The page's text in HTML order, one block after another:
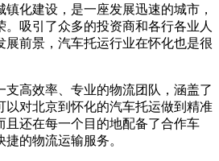
化建设，是一座发展迅速的城市，
。吸引了众多的投资商和各行各业人
展前景，汽车托运行业在怀化也是很
支高效率、专业的物流团队，涵盖了
以对北京到怀化的汽车托运做到精准
且还在每一个目的地配备了合作车
的物流运输服务。